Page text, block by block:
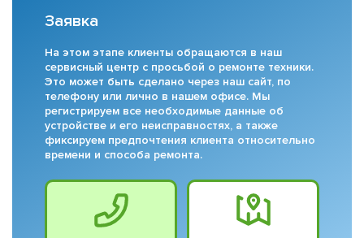
Заявка
На этом этапе клиенты обращаются в наш
сервисный центр с просьбой о ремонте техники.
Это может быть сделано через наш сайт, по
телефону или лично в нашем офисе. Мы
регистрируем все необходимые данные об
устройстве и его неисправностях, а также
фиксируем предпочтения клиента относительно
времени и способа ремонта.